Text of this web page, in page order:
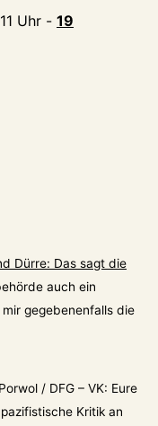
Signal“
XIV.
sicher
nicht
Uhr - 19
Dürre: Das sagt die
auch ein
gegebenenfalls die
/ DFG – VK: Eure
Kritik an